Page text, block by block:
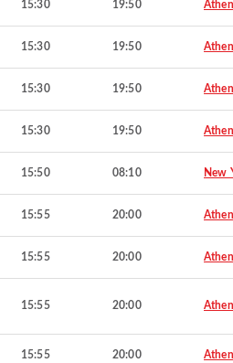
15:30 19:50
15:30 19:50
15:30 19:50
15:30 19:50
15:50 08:10 New
15:55 20:00
15:55 20:00
15:55 20:00
15:55 20:00